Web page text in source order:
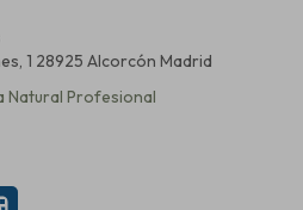
1 28925 Alcorcón Madrid
Natural Profesional